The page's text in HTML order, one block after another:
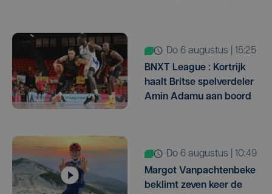
do 6 augustus | 15:25
BNXT League : Kortrijk
haalt Britse spelverdeler
Amin Adamu aan boord
do 6 augustus | 10:49
Margot Vanpachtenbeke
beklimt zeven keer de